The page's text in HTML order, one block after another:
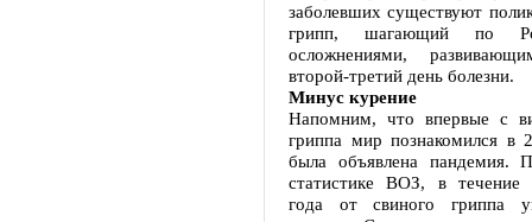
заболевших существуют
грипп, шагающий по
осложнениями,
второй-третий день болезни.
Минус курение
Напомним, что впервые с
гриппа мир познакомился в
была объявлена пандемия.
статистике ВОЗ, в течение
года от свиного гриппа